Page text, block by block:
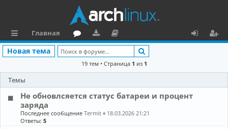
с
л
к
Главная
о
аг
ру
и
о
ку
е
Новая тема
19 тем • Страница 1 из 1
Темы
Не обновлсяется статус батареи и процент
заряда
Последнее сообщениеTermit « 18.03.2026 21:21
Ответы:5